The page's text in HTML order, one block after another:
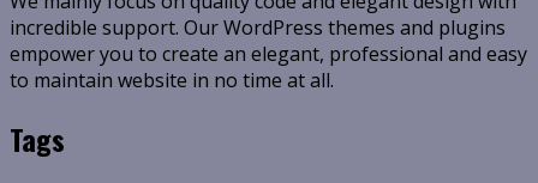
incredible support. Our WordPress themes and plugins
empower you to create an elegant, professional and easy
to maintain website in no time at all.
Tags